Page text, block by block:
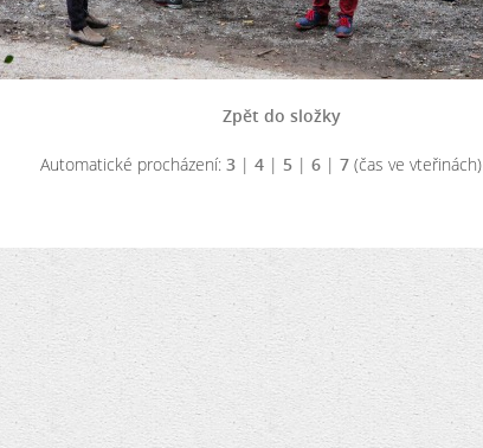
Zpět do složky
Automatické procházení: 3| 4| 5| 6| 7(čas ve vteřinách)